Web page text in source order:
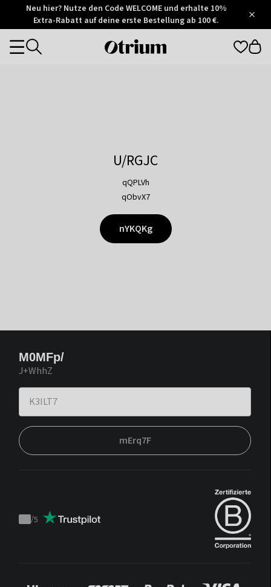
Otrium
Trustpilot
Neu hier? Nutze den Code WELCOME und erhalte 10%
Extra-Rabatt auf deine erste Bestellung ab 100 €.
Otrium
Categories
U/RGJC
qQPLVh
qObvX7
nYKQKg
M0MFp/
J+WhhZ
mErq7F
Trustpilot
/5